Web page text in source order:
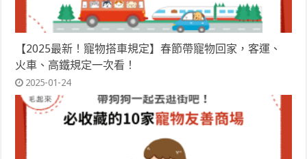
【2025最新！寵物搭車規定】春節帶寵物回家，客運、
火車、高鐵規定一次看！
2025-01-24